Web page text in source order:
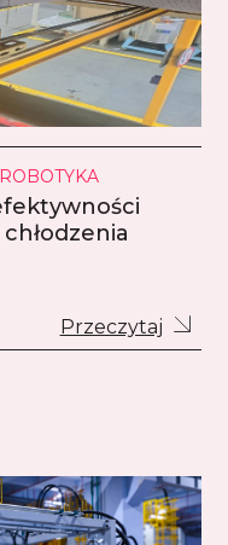
Przeczytaj